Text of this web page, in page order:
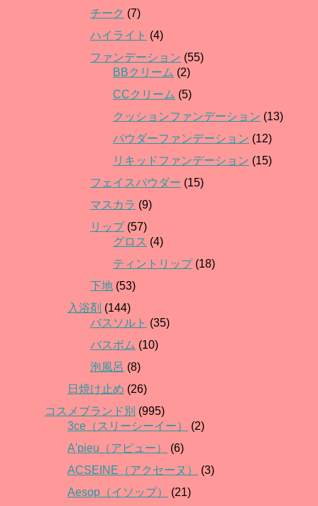
チーク (7)
ハイライト (4)
ファンデーション (55)
BBクリーム (2)
CCクリーム (5)
クッションファンデーション (13)
パウダーファンデーション (12)
リキッドファンデーション (15)
フェイスパウダー (15)
マスカラ (9)
リップ(57)
グロス (4)
ティントリップ(18)
下地 (53)
入浴剤 (144)
バスソルト (35)
バスボム (10)
泡風呂 (8)
日焼け止め (26)
コスメブランド別 (995)
3ce（スリーシーイー）
(2)
A'pieu（アピュー）
(6)
ACSEINE（アクセーヌ）
(3)
Aesop（イソップ）
(21)